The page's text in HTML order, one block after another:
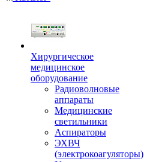
Хирургическое
медицинское
оборудование
Радиоволновые
аппараты
Медицинские
светильники
Аспираторы
ЭХВЧ
(электрокоагуляторы)